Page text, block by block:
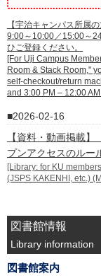
【宇治キャンパス所属
9:00～10:00／15:00～
ひご登録ください。
[For Uji Campus
Room & Stack Room,"
self-checkout/return
and 3:00 PM – 12:00
2026-02-16
【資料・動画掲載
プンアクセスのルー
[Library: for KU
(JSPS KAKENHI, etc.)
図書館情報
Library information
図書館案内